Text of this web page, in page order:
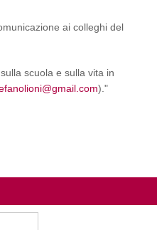
ai colleghi del
scuola e sulla vita in
)."